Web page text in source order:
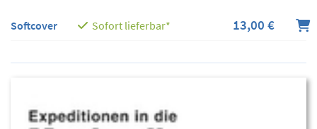
Softcover Sofort lieferbar* 13,00 €